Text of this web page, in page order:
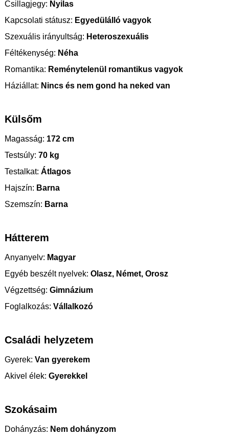
Csillagjegy: Nyilas
Kapcsolati státusz: Egyedülálló vagyok
Szexuális irányultság: Heteroszexuális
Féltékenység: Néha
Romantika: Reménytelenül romantikus vagyok
Háziállat: Nincs és nem gond ha neked van
Külsőm
Magasság: 172 cm
Testsúly: 70 kg
Testalkat: Átlagos
Hajszín: Barna
Szemszín: Barna
Hátterem
Anyanyelv: Magyar
Egyéb beszélt nyelvek: Olasz, Német, Orosz
Végzettség: Gimnázium
Foglalkozás: Vállalkozó
Családi helyzetem
Gyerek: Van gyerekem
Akivel élek: Gyerekkel
Szokásaim
Dohányzás: Nem dohányzom